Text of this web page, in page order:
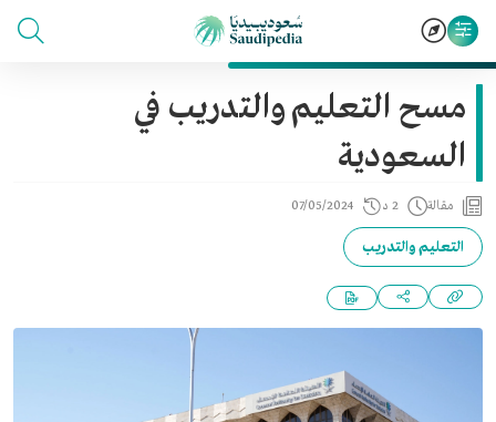
مسح التعليم والتدريب في
السعودية
مقالة 2 د 07/05/2024
التعليم والتدريب